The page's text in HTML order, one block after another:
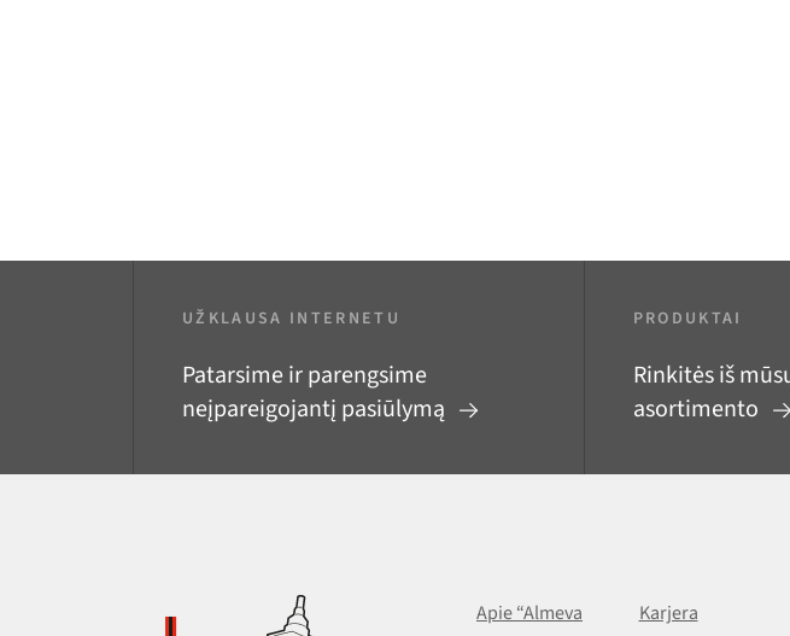
UŽKLAUSA INTERNETU
Patarsime ir parengsime
neįpareigojantį pasiūlymą
PRODUKTAI
Rinkitės iš
asortimento
Apie “Almeva
Karjera